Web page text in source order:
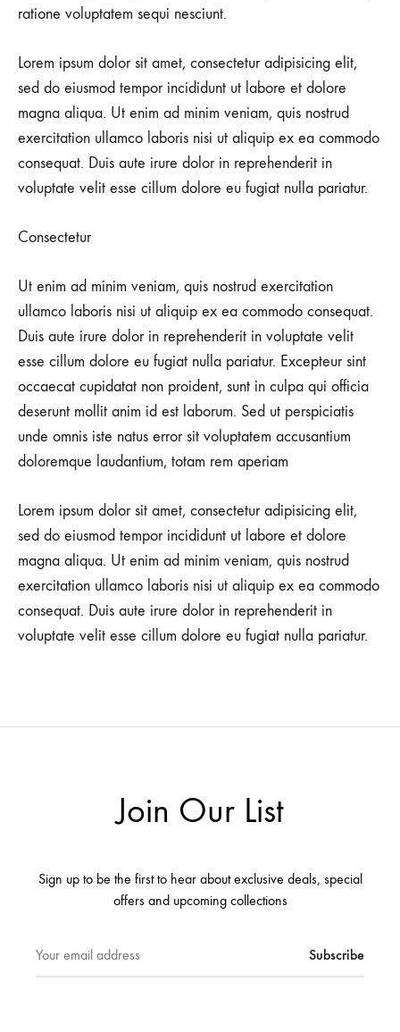
ratione voluptatem sequi nesciunt.
Lorem ipsum dolor sit amet, consectetur adipisicing elit,
sed do eiusmod tempor incididunt ut labore et dolore
magna aliqua. Ut enim ad minim veniam, quis nostrud
exercitation ullamco laboris nisi ut aliquip ex ea commodo
consequat. Duis aute irure dolor in reprehenderit in
voluptate velit esse cillum dolore eu fugiat nulla pariatur.
Consectetur
Ut enim ad minim veniam, quis nostrud exercitation
ullamco laboris nisi ut aliquip ex ea commodo consequat.
Duis aute irure dolor in reprehenderit in voluptate velit
esse cillum dolore eu fugiat nulla pariatur. Excepteur sint
occaecat cupidatat non proident, sunt in culpa qui officia
deserunt mollit anim id est laborum. Sed ut perspiciatis
unde omnis iste natus error sit voluptatem accusantium
doloremque laudantium, totam rem aperiam
Lorem ipsum dolor sit amet, consectetur adipisicing elit,
sed do eiusmod tempor incididunt ut labore et dolore
magna aliqua. Ut enim ad minim veniam, quis nostrud
exercitation ullamco laboris nisi ut aliquip ex ea commodo
consequat. Duis aute irure dolor in reprehenderit in
voluptate velit esse cillum dolore eu fugiat nulla pariatur.
Join Our List
Sign up to be the first to hear about exclusive deals, special
offers and upcoming collections